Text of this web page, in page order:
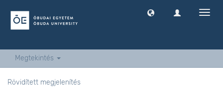
Megtekintés
Rövidített megjelenítés